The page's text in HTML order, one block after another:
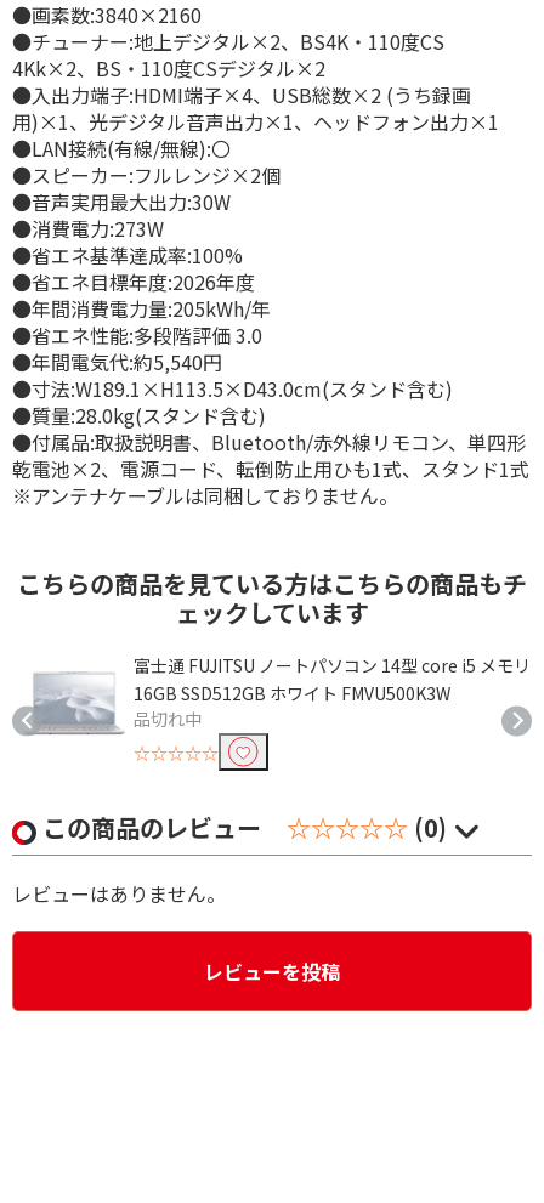
●画素数:3840×2160
●チューナー:地上デジタル×2、BS4K・110度CS
4Kk×2、BS・110度CSデジタル×2
●入出力端子:HDMI端子×4、USB総数×2 (うち録画
用)×1、光デジタル音声出力×1、ヘッドフォン出力×1
●LAN接続(有線/無線):〇
●スピーカー:フルレンジ×2個
●音声実用最大出力:30W
●消費電力:273W
●省エネ基準達成率:100%
●省エネ目標年度:2026年度
●年間消費電力量:205kWh/年
●省エネ性能:多段階評価 3.0
●年間電気代:約5,540円
●寸法:W189.1×H113.5×D43.0cm(スタンド含む)
●質量:28.0kg(スタンド含む)
●付属品:取扱説明書、Bluetooth/赤外線リモコン、単四形
乾電池×2、電源コード、転倒防止用ひも1式、スタンド1式
※アンテナケーブルは同梱しておりません。
こちらの商品を見ている方はこちらの商品もチ
ェックしています
富士通 FUJITSU ノートパソコン 14型 core i5 メモリ
16GB SSD512GB ホワイト FMVU500K3W
品切れ中
☆☆☆☆☆
この商品のレビュー ☆☆☆☆☆ (0)
レビューはありません。
レビューを投稿